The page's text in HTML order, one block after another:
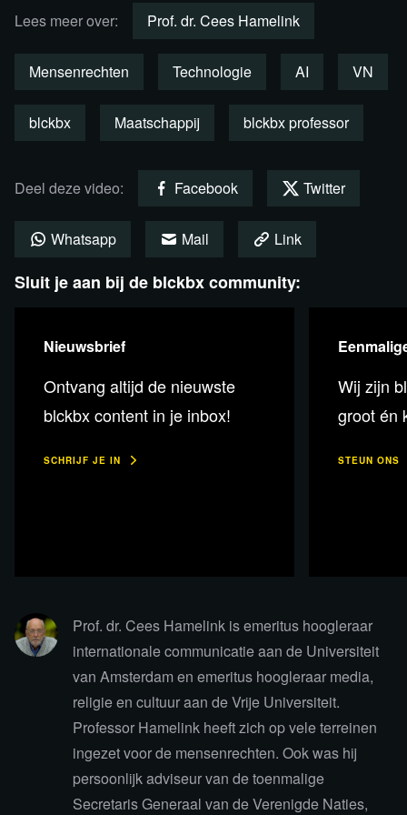
syndroom, waarbij klokkenluiders worden genegeerd en
nieuwsgierigheid leidt tot monsterlijke consequenties.
Ondanks dat het zijn laatste column is, verdwijnt Hamelink
voor de Tom Poes-cultuur. In zijn column licht hij dit verder
Bekijk de column via Rumble
Lees meer over: Prof. dr. Cees Hamelink
Mensenrechten Technologie AI VN
blckbx Maatschappij blckbx professor
Deel deze video: Facebook Twitter
Whatsapp Mail Link
Sluit je aan bij de blckbx community:
Nieuwsbrief
Ontvang altijd de nieuwste
blckbx content in je inbox!
SCHRIJF JE IN
Wij zijn
groot én
STEUN ONS
Prof. dr. Cees Hamelink is emeritus hoogleraar
internationale communicatie aan de Universiteit
van Amsterdam en emeritus hoogleraar media,
religie en cultuur aan de Vrije Universiteit.
Professor Hamelink heeft zich op vele terreinen
ingezet voor de mensenrechten. Ook was hij
persoonlijk adviseur van de toenmalige
Secretaris Generaal van de Verenigde Naties,